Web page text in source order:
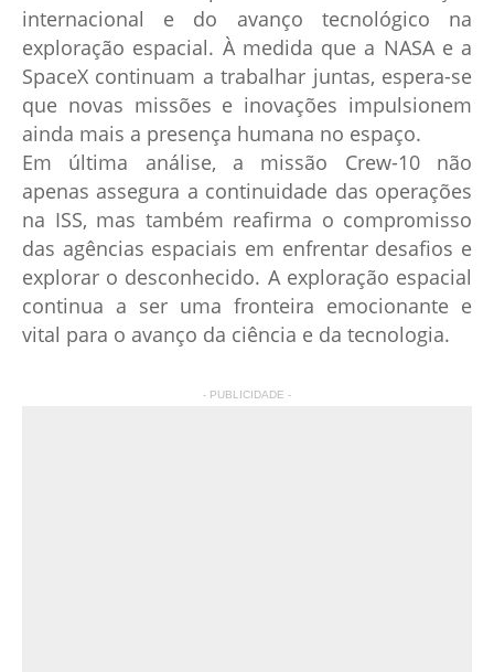
internacional e do avanço tecnológico na
exploração espacial. À medida que a NASA e a
SpaceX continuam a trabalhar juntas, espera-se
que novas missões e inovações impulsionem
ainda mais a presença humana no espaço.
Em última análise, a missão Crew-10 não
apenas assegura a continuidade das operações
na ISS, mas também reafirma o compromisso
das agências espaciais em enfrentar desafios e
explorar o desconhecido. A exploração espacial
continua a ser uma fronteira emocionante e
vital para o avanço da ciência e da tecnologia.
- PUBLICIDADE -